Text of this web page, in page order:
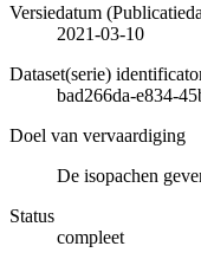
Versiedatum
2021-03-10
Dataset(serie)
bad266da-e834-
Doel van vervaardiging
De isopachen
Status
compleet